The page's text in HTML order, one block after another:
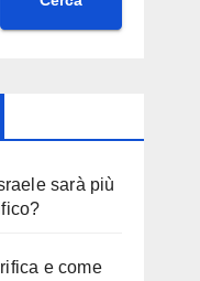
sarà più
e come